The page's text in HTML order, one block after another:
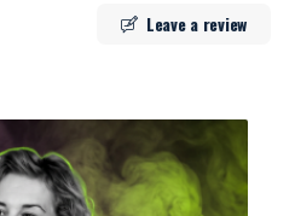
Leave a review